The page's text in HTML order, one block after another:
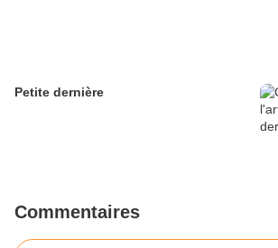
Petite dernière
Commentaires